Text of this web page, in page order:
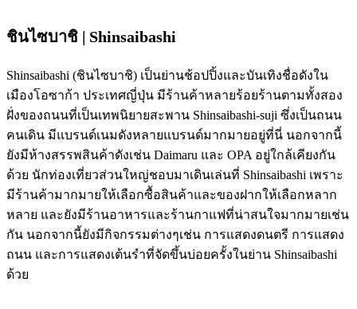
ชินไซบาชิ | Shinsaibashi
Shinsaibashi (ชินไซบาชิ) เป็นย่านช้อปปิ้งและบันเทิงชื่อดังใน
เมืองโอซาก้า ประเทศญี่ปุ่น มีร้านค้าหลายร้อยร้านตามทั้งสอง
ฝั่งของถนนที่เป็นเทพนิยายสะพาน Shinsaibashi-suji ซึ่งเป็นถนน
คนเดิน มีแบรนด์เนมดังหลายแบรนด์มากมายอยู่ที่นี่ นอกจากนี้
ยังมีห้างสรรพสินค้าดังเช่น Daimaru และ OPA อยู่ใกล้เคียงกัน
ด้วย นักท่องเที่ยวส่วนใหญ่ชอบมาเดินเล่นที่ Shinsaibashi เพราะ
มีร้านค้ามากมายให้เลือกซื้อสินค้าและของฝากให้เลือกหลาก
หลาย และยังมีร้านอาหารและร้านกาแฟที่น่าสนใจมากมายเช่น
กัน นอกจากนี้ยังมีกิจกรรมต่างๆเช่น การแสดงดนตรี การแสดง
ถนน และการแสดงเต้นรำที่จัดขึ้นบ่อยครั้งในย่าน Shinsaibashi
ด้วย